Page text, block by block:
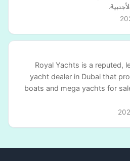
Royal Yachts is a reputed,
yacht dealer in Dubai that
boats and mega yachts for